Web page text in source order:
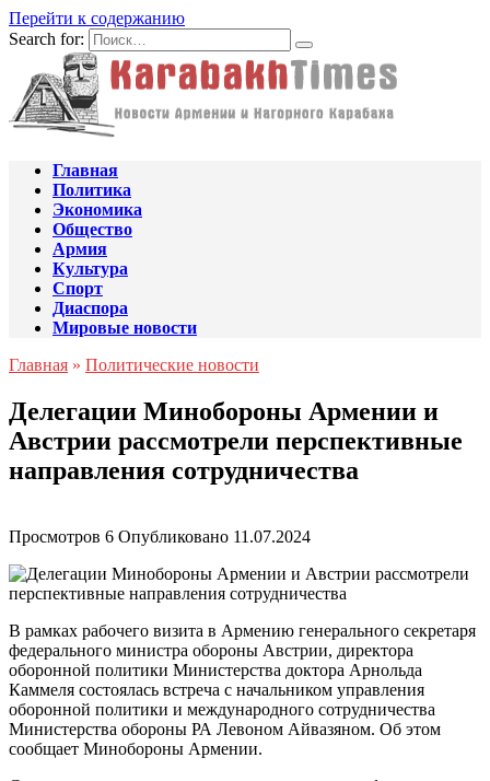
Перейти к содержанию
Search for:
Главная
Политика
Экономика
Общество
Армия
Культура
Спорт
Диаспора
Мировые новости
Главная » Политические новости
Делегации Минобороны Армении и
Австрии рассмотрели перспективные
направления сотрудничества
Просмотров 6 Опубликовано 11.07.2024
В рамках рабочего визита в Армению генерального секретаря
федерального министра обороны Австрии, директора
оборонной политики Министерства доктора Арнольда
Каммеля состоялась встреча с начальником управления
оборонной политики и международного сотрудничества
Министерства обороны РА Левоном Айвазяном. Об этом
сообщает Минобороны Армении.